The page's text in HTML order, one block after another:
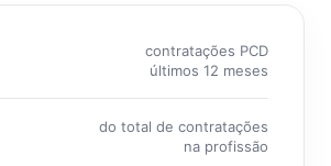
contratações PCD
últimos 12 meses
do total de contratações
na profissão